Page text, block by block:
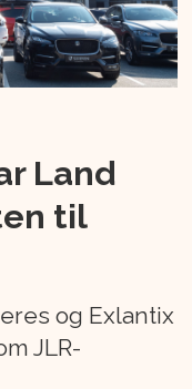
Land
til
og Exlantix
JLR-